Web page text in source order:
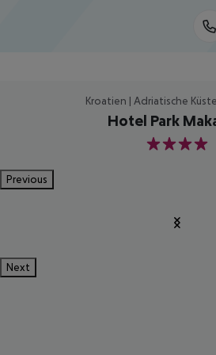
Kroatien | Adriatische
Hotel Park
4
Previous
Next